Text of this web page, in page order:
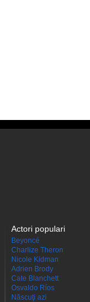
Actori populari
Beyoncé
Charlize Theron
Nicole Kidman
Adrien Brody
Cate Blanchett
Osvaldo Ríos
Născuţi azi